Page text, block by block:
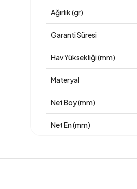
Ağırlık (gr)
Garanti Süresi
Hav Yüksekliği (mm)
Materyal
Net Boy (mm)
Net En (mm)